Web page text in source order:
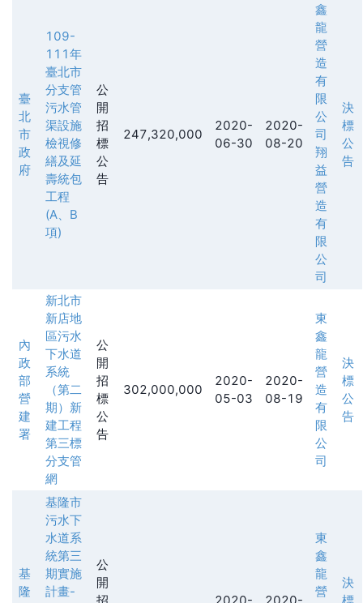
臺
北
市
政
府
109-
111年
臺北市
分支管
污水管
渠設施
檢視修
繕及延
壽統包
工程
(A、B
項)
公
開
招
標
公
告
247,320,000
2020-
06-30
2020-
08-20
鑫
龍
營
造
有
限
公
司
翔
益
營
造
有
限
公
司
決
標
公
告
內
政
部
營
建
署
新北市
新店地
區污水
下水道
系統
（第二
期）新
建工程
第三標
分支管
網
公
開
招
標
公
告
302,000,000
2020-
05-03
2020-
08-19
東
鑫
龍
營
造
有
限
公
司
決
標
公
告
基
隆
基隆市
污水下
水道系
統第三
期實施
計畫-
公
開
東
鑫
龍
營
決